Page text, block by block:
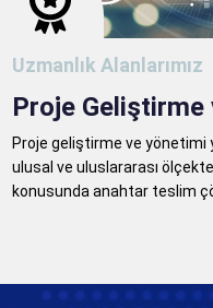
Uzmanlık Alanlarımız
Proje Geliştirme
Proje geliştirme ve yönetimi
ulusal ve uluslararası
konusunda anahtar teslim